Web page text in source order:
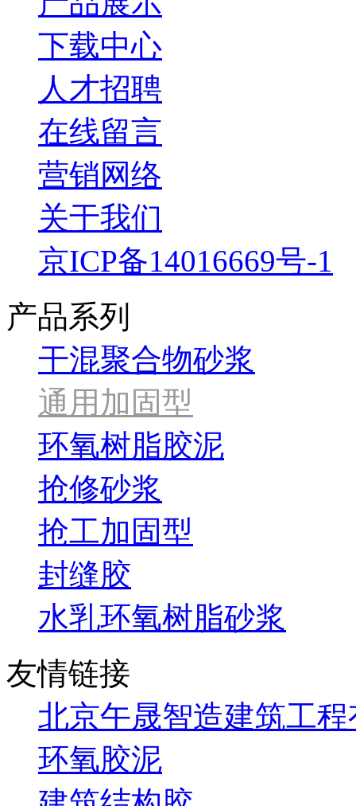
下载中心
人才招聘
在线留言
营销网络
关于我们
京ICP备14016669号-1
产品系列
干混聚合物砂浆
通用加固型
环氧树脂胶泥
抢修砂浆
抢工加固型
封缝胶
水乳环氧树脂砂浆
友情链接
北京午晟智造建筑工
环氧胶泥